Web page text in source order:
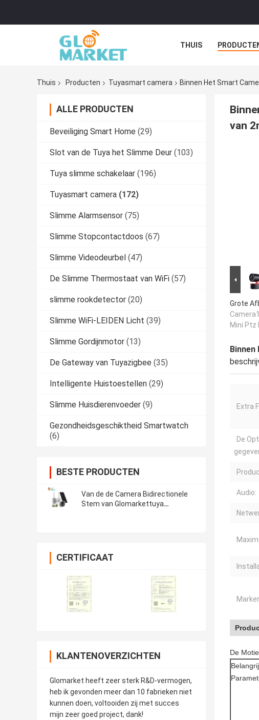
THUIS
Thuis Producten Tuyasmart camera Binnen Het Smart
ALLE PRODUCTEN
Beveiliging Smart Home (29)
Slot van de Tuya het Slimme Deur (103)
Tuya slimme schakelaar (196)
Tuyasmart camera (172)
Slimme Alarmsensor (75)
Slimme Stopcontactdoos (67)
Slimme Videodeurbel (47)
De Slimme Thermostaat van WiFi (57)
slimme rookdetector (20)
Slimme WiFi-LEIDEN Licht (39)
Slimme Gordijnmotor (13)
De Gateway van Tuyazigbee (35)
Intelligente Huistoestellen (29)
Slimme Huisdierenvoeder (9)
Gezondheidsgeschiktheid Smartwatch
(6)
BESTE PRODUCTEN
Van de de Camera Bidirectionele
Stem van Glomarkettuya
CERTIFICAAT
KLANTENOVERZICHTEN
Glomarket heeft zeer sterk R&D-vermogen,
heb ik gevonden meer dan 10 fabrieken niet
kunnen doen, voltooiden zij met succes
mijn zeer goed project, dank!
van
Grote
Mini Ptz
Extra
De
Audio:
De